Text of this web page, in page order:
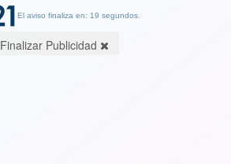
El aviso finaliza en: 17 segundos.
Finalizar Publicidad